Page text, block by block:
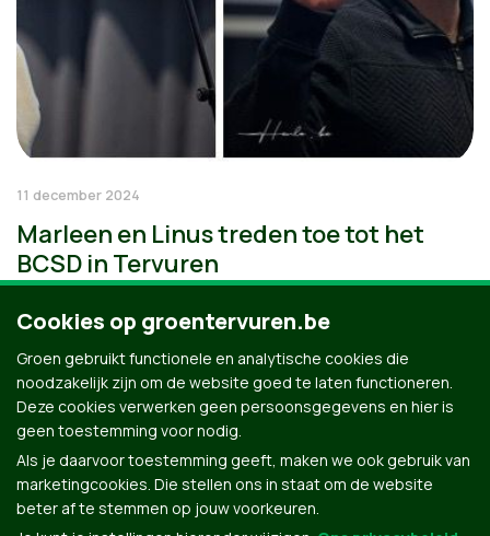
11 december 2024
Marleen en Linus treden toe tot het
BCSD in Tervuren
Cookies op groentervuren.be
Groen gebruikt functionele en analytische cookies die
noodzakelijk zijn om de website goed te laten functioneren.
Deze cookies verwerken geen persoonsgegevens en hier is
geen toestemming voor nodig.
Als je daarvoor toestemming geeft, maken we ook gebruik van
marketingcookies. Die stellen ons in staat om de website
beter af te stemmen op jouw voorkeuren.